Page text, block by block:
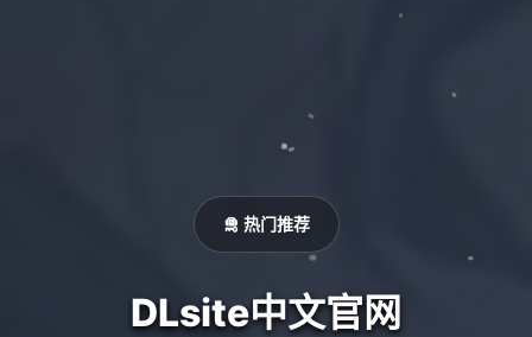
🛅 热门推荐
DLsite中文官网